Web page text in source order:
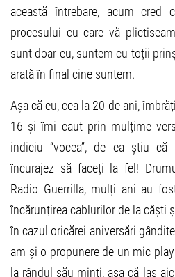
această întrebare, acum cred
procesului cu care vă
sunt doar eu, suntem cu toții
arată în final cine suntem.
Așa că eu, cea la 20 de ani,
16 și îmi caut prin mulțime
indiciu “vocea”, de ea știu
încurajez să faceți la fel!
Radio Guerrilla, mulți ani au
încărunțirea cablurilor de la căști
în cazul oricărei aniversări
am și o propunere de un mic
la rândul său minți, așa că las